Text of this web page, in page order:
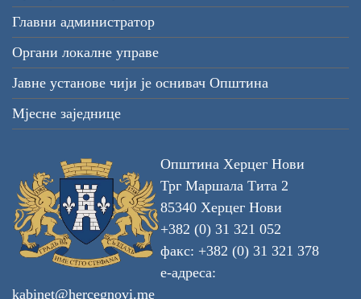
Главни администратор
Органи локалне управе
Јавне установе чији је оснивач Општина
Мјесне заједнице
Општина Херцег Нови
Трг Маршала Тита 2
85340 Херцег Нови
+382 (0) 31 321 052
факс: +382 (0) 31 321 378
е-адреса:
kabinet@hercegnovi.me